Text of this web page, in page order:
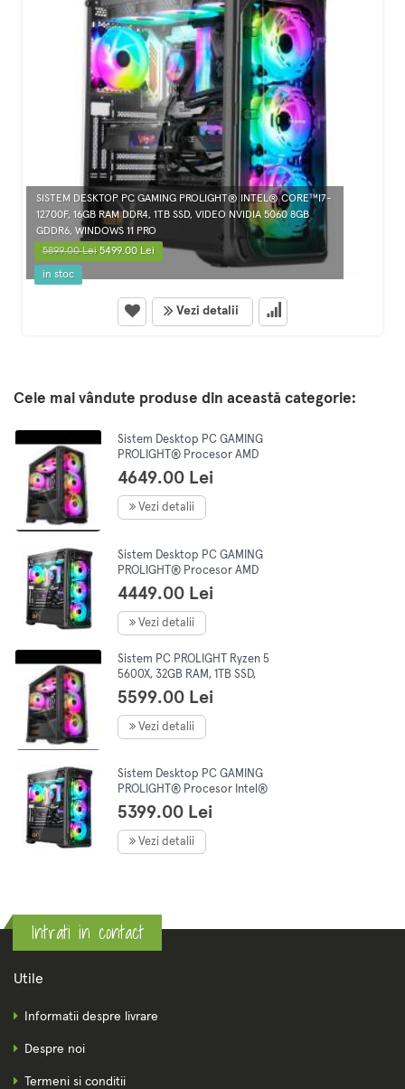
SISTEM DESKTOP PC GAMING PROLIGHT® INTEL® CORE™I7-
12700F, 16GB RAM DDR4, 1TB SSD, VIDEO NVIDIA 5060 8GB
GDDR6, WINDOWS 11 PRO
5899.00 Lei5499.00 Lei
in stoc
Vezi detalii
Cele mai vândute produse din această categorie:
Sistem Desktop PC GAMING
PROLIGHT® Procesor AMD
Ryzen 5 5500 4.2GHz, 16GB
RAM, 1TB SSD, GEFORCE RTX
5060 8Gb, preinstalare
Win11Pro
4649.00 Lei
Vezi detalii
Sistem Desktop PC GAMING
PROLIGHT® Procesor AMD
Ryzen 5 5500 4.2GHz, 16GB
RAM DDR4, 1TB SSD, VIDEO
Nvidia GEFORCE RTX 4060,
8GB, Windows 11 PRO
4449.00 Lei
Vezi detalii
Sistem PC PROLIGHT Ryzen 5
5600X, 32GB RAM, 1TB SSD,
VIDEO Nvidia GEFORCE 5060
8Gb, Wifi+Bluetooth, Racire
Lichid, Preinstalare Windows
11 Pro
5599.00 Lei
Vezi detalii
Sistem Desktop PC GAMING
PROLIGHT® Procesor Intel®
i5-12400F 4.4GHz, 32GB RAM
DDR4, 1TB SSD, VIDEO Nvidia
RTX 5060 8GB, Preinstalare
Win 11 Pro
5399.00 Lei
Vezi detalii
Intrati in contact
Utile
Informatii despre livrare
Despre noi
Termeni si conditii